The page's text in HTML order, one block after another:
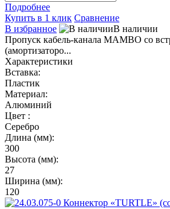
Подробнее
Купить в 1 клик Сравнение
В избранное
В наличии
Пропуск кабель-канала MAMBO со
(амортизаторо...
Характеристики
Вставка:
Пластик
Материал:
Алюминий
Цвет :
Серебро
Длина (мм):
300
Высота (мм):
27
Ширина (мм):
120